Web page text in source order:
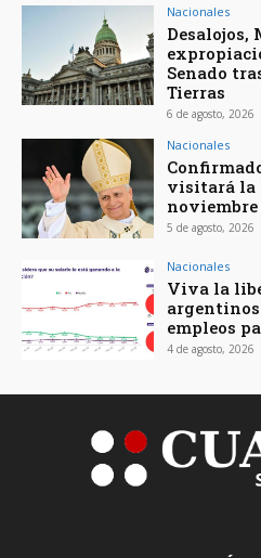
Nacionales
Desalojos,
Senado
Tierras
6 de agosto, 2026
Nacionales
visitará la
noviembre
5 de agosto, 2026
Nacionales
Viva la
argentinos
empleos
4 de agosto, 2026